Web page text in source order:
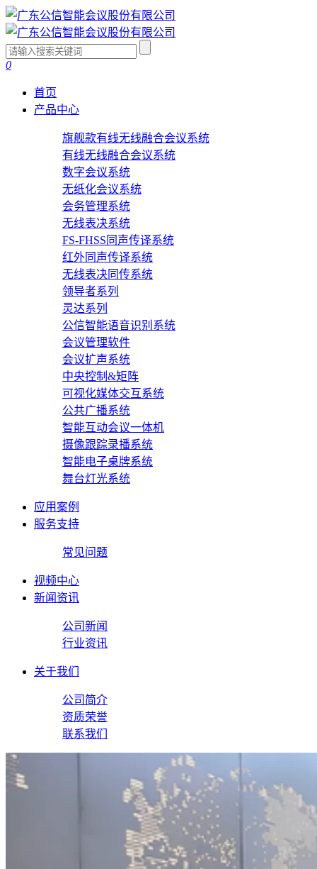
0
首页
产品中心
旗舰款有线无线融合会议系统
有线无线融合会议系统
数字会议系统
无纸化会议系统
会务管理系统
无线表决系统
FS-FHSS同声传译系统
红外同声传译系统
无线表决同传系统
领导者系列
灵达系列
公信智能语音识别系统
会议管理软件
会议扩声系统
中央控制&矩阵
可视化媒体交互系统
公共广播系统
智能互动会议一体机
摄像跟踪录播系统
智能电子桌牌系统
舞台灯光系统
应用案例
服务支持
常见问题
视频中心
新闻资讯
公司新闻
行业资讯
关于我们
公司简介
资质荣誉
联系我们